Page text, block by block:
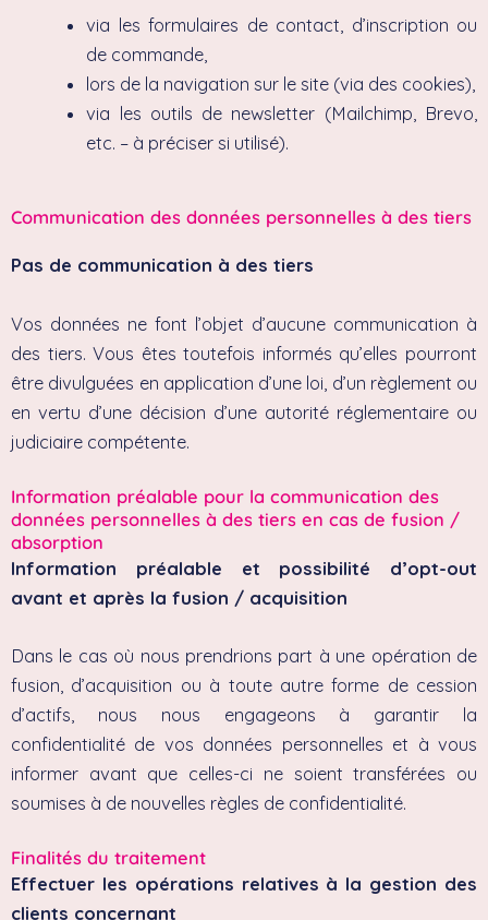
via les formulaires de contact, d’inscription ou
de commande,
lors de la navigation sur le site (via des cookies),
via les outils de newsletter (Mailchimp, Brevo,
etc. – à préciser si utilisé).
Communication des données personnelles à des tiers
Pas de communication à des tiers
Vos données ne font l’objet d’aucune communication à
des tiers. Vous êtes toutefois informés qu’elles pourront
être divulguées en application d’une loi, d’un règlement ou
en vertu d’une décision d’une autorité réglementaire ou
judiciaire compétente.
Information préalable pour la communication des
données personnelles à des tiers en cas de fusion /
absorption
Information préalable et possibilité d’opt-out
avant et après la fusion / acquisition
Dans le cas où nous prendrions part à une opération de
fusion, d’acquisition ou à toute autre forme de cession
d’actifs, nous nous engageons à garantir la
confidentialité de vos données personnelles et à vous
informer avant que celles-ci ne soient transférées ou
soumises à de nouvelles règles de confidentialité.
Finalités du traitement
Effectuer les opérations relatives à la gestion des
clients concernant